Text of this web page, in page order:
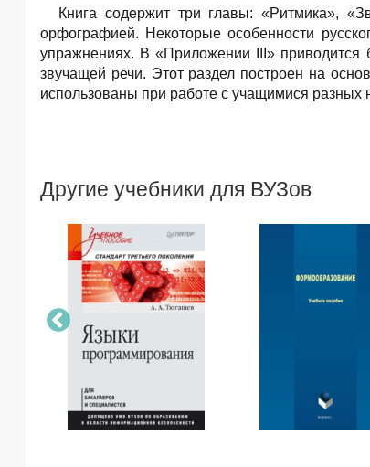
Книга содержит три главы: «Ритмика»,
орфографией. Некоторые особенности
упражнениях. В «Приложении III» приводится
звучащей речи. Этот раздел построен на
использованы при работе с учащимися разных
Другие учебники для ВУЗов